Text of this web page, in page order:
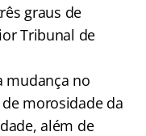
graus de
Tribunal de
mudança no
morosidade da
além de